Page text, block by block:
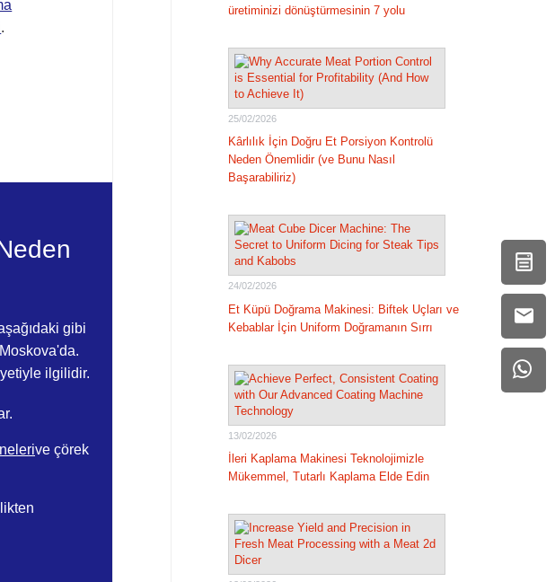
üretiminizi dönüştürmesinin 7 yolu
25/02/2026
Kârlılık İçin Doğru Et Porsiyon Kontrolü
Neden Önemlidir (ve Bunu Nasıl
Başarabiliriz)
24/02/2026
Et Küpü Doğrama Makinesi: Biftek Uçları ve
Kebablar İçin Uniform Doğramanın Sırrı
13/02/2026
İleri Kaplama Makinesi Teknolojimizle
Mükemmel, Tutarlı Kaplama Elde Edin